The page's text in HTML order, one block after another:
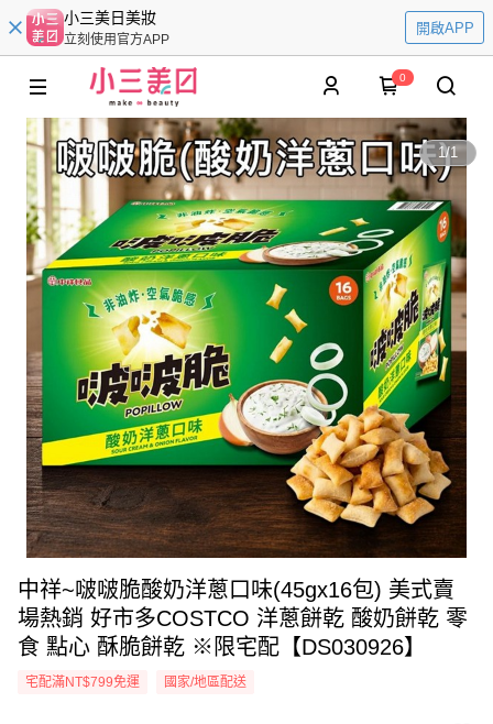
小三美日美妝
立刻使用官方APP
開啟APP
0
1/1
中祥~啵啵脆酸奶洋蔥口味(45gx16包) 美式賣
場熱銷 好市多COSTCO 洋蔥餅乾 酸奶餅乾 零
食 點心 酥脆餅乾 ※限宅配【DS030926】
宅配滿NT$799免運 國家/地區配送